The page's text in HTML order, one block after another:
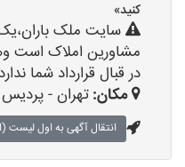
کنید»
سایت ملک
مشاورین املاک است
در قبال قرارداد شما
مکان:تهران - پردیس
انتقال آگهی به اول لیست